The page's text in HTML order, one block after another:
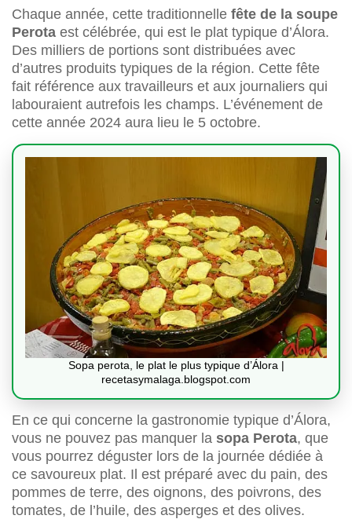
Chaque année, cette traditionnelle fête de la soupe
Perota est célébrée, qui est le plat typique d’Álora.
Des milliers de portions sont distribuées avec
d’autres produits typiques de la région. Cette fête
fait référence aux travailleurs et aux journaliers qui
labouraient autrefois les champs. L’événement de
cette année 2024 aura lieu le 5 octobre.
Sopa perota, le plat le plus typique d’Álora |
recetasymalaga.blogspot.com
En ce qui concerne la gastronomie typique d’Álora,
vous ne pouvez pas manquer la sopa Perota, que
vous pourrez déguster lors de la journée dédiée à
ce savoureux plat. Il est préparé avec du pain, des
pommes de terre, des oignons, des poivrons, des
tomates, de l’huile, des asperges et des olives.